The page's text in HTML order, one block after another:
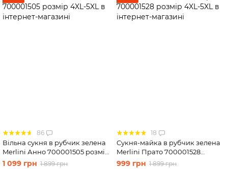
86
Вільна сукня в рубчик зелена
Merlini Анно 700001505 розмір
4XL-5XL
1 099 грн 1 899 грн
18
Сукня-майка в рубчик зелена
Merlini Прато 700001528
розмір 4XL-5XL
999 грн 1 899 грн